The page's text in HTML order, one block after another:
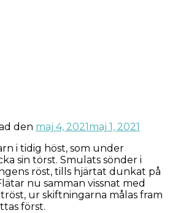
den maj 4, 2021maj 1, 2021
i tidig höst, som under
sin törst. Smulats sönder i
röst, tills hjärtat dunkat på
nu samman vissnat med
ur skiftningarna målas fram
först.